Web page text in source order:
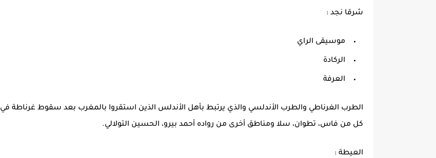
شرقا نجد :
موسيقى الراي
الركادة
العرفة
الطرب الغرناطي والطرب الأندلسي والذي يرتبط بأهل الأندلس الذين استقروا بالمغرب بعد سقوط غرناطة في
كل من فاس، تطوان، سلا ومناطق أخرى من رواده أحمد بيرو، الحسين التولالي.
العيطة :